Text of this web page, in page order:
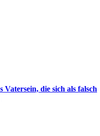
Vatersein, die sich als falsch